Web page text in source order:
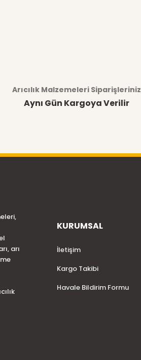
Arıcılık Malzemeleri Siparişleriniz
Aynı Gün Kargoya Verilir
arı
KURUMSAL
İletişim
Kargo Takibi
Havale Bildirim Formu